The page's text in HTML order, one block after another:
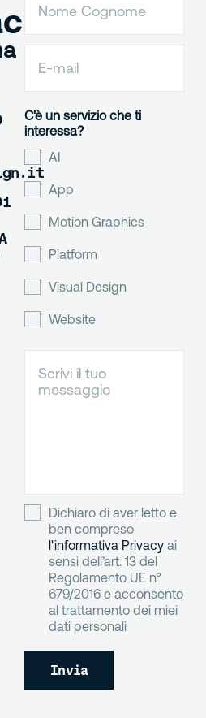
C'è un servizio che ti
interessa?
AI
App
Motion Graphics
Platform
Visual Design
Website
Dichiaro di aver letto e
ben compreso
l'informativa Privacy ai
sensi dell’art. 13 del
Regolamento UE n°
679/2016 e acconsento
al trattamento dei miei
dati personali